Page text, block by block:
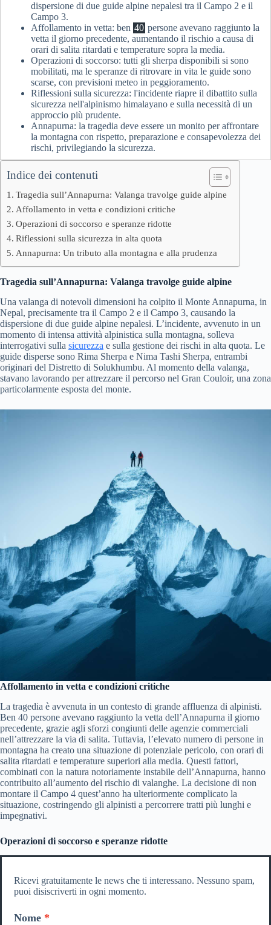
dispersione di due guide alpine nepalesi tra il Campo 2 e il
Campo 3.
Affollamento in vetta: ben 40 persone avevano raggiunto la
vetta il giorno precedente, aumentando il rischio a causa di
orari di salita ritardati e temperature sopra la media.
Operazioni di soccorso: tutti gli sherpa disponibili si sono
mobilitati, ma le speranze di ritrovare in vita le guide sono
scarse, con previsioni meteo in peggioramento.
Riflessioni sulla sicurezza: l'incidente riapre il dibattito sulla
sicurezza nell'alpinismo himalayano e sulla necessità di un
approccio più prudente.
Annapurna: la tragedia deve essere un monito per affrontare
la montagna con rispetto, preparazione e consapevolezza dei
rischi, privilegiando la sicurezza.
Indice dei contenuti
Tragedia sull’Annapurna: Valanga travolge guide alpine
Affollamento in vetta e condizioni critiche
Operazioni di soccorso e speranze ridotte
Riflessioni sulla sicurezza in alta quota
Annapurna: Un tributo alla montagna e alla prudenza
Tragedia sull’Annapurna: Valanga travolge guide alpine
Una valanga di notevoli dimensioni ha colpito il Monte Annapurna, in
Nepal, precisamente tra il Campo 2 e il Campo 3, causando la
dispersione di due guide alpine nepalesi. L’incidente, avvenuto in un
momento di intensa attività alpinistica sulla montagna, solleva
interrogativi sulla sicurezza e sulla gestione dei rischi in alta quota. Le
guide disperse sono Rima Sherpa e Nima Tashi Sherpa, entrambi
originari del Distretto di Solukhumbu. Al momento della valanga,
stavano lavorando per attrezzare il percorso nel Gran Couloir, una zona
particolarmente esposta del monte.
Affollamento in vetta e condizioni critiche
La tragedia è avvenuta in un contesto di grande affluenza di alpinisti.
Ben 40 persone avevano raggiunto la vetta dell’Annapurna il giorno
precedente, grazie agli sforzi congiunti delle agenzie commerciali
nell’attrezzare la via di salita. Tuttavia, l’elevato numero di persone in
montagna ha creato una situazione di potenziale pericolo, con orari di
salita ritardati e temperature superiori alla media. Questi fattori,
combinati con la natura notoriamente instabile dell’Annapurna, hanno
contribuito all’aumento del rischio di valanghe. La decisione di non
montare il Campo 4 quest’anno ha ulteriormente complicato la
situazione, costringendo gli alpinisti a percorrere tratti più lunghi e
impegnativi.
Operazioni di soccorso e speranze ridotte
Ricevi gratuitamente le news che ti interessano. Nessuno spam,
puoi disiscriverti in ogni momento.
Nome